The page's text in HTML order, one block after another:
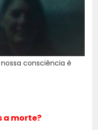
consciência é
a morte?